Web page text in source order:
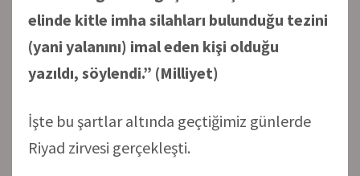
elinde kitle imha silahları bulunduğu tezini
(yani yalanını) imal eden kişi olduğu
yazıldı, söylendi.” (Milliyet)
İşte bu şartlar altında geçtiğimiz günlerde
Riyad zirvesi gerçekleşti.